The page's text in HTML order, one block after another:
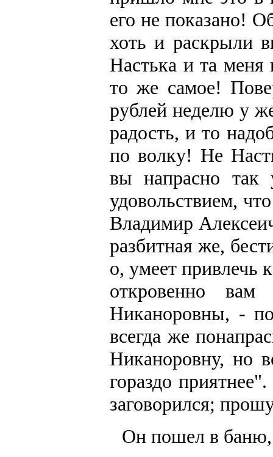
его не показано!
хоть и раскрыли
Настька и та
то же самое!
рублей неделю у
радость, и то
по волку! Не
вы напрасно так
удовольствием,
Владимир
разбитная же,
о, умеет привлечь
откровенно
Никаноровны, -
всегда же
Никаноровну, но
гораздо
заговорился;
Он пошел в баню,